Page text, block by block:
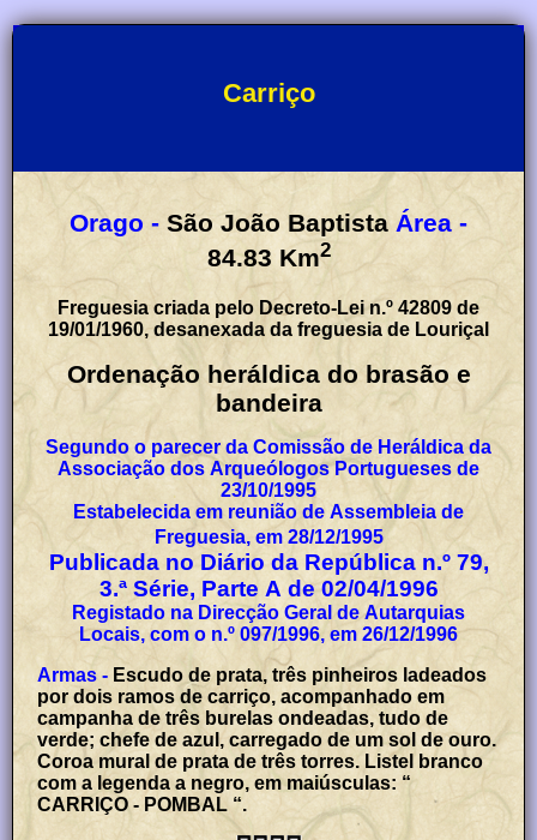
Carriço
Orago - São João Baptista Área -
84.83 Km2
Freguesia criada pelo Decreto-Lei n.º 42809 de
19/01/1960, desanexada da freguesia de Louriçal
Ordenação heráldica do brasão e
bandeira
Segundo o parecer da Comissão de Heráldica da
Associação dos Arqueólogos Portugueses de
23/10/1995
Estabelecida em reunião de Assembleia de
Freguesia, em 28/12/1995
Publicada no Diário da República n.º 79,
3.ª Série, Parte A de 02/04/1996
Registado na Direcção Geral de Autarquias
Locais, com o n.º 097/1996, em 26/12/1996
Armas - Escudo de prata, três pinheiros ladeados
por dois ramos de carriço, acompanhado em
campanha de três burelas ondeadas, tudo de
verde; chefe de azul, carregado de um sol de ouro.
Coroa mural de prata de três torres. Listel branco
com a legenda a negro, em maiúsculas: “
CARRIÇO - POMBAL “.